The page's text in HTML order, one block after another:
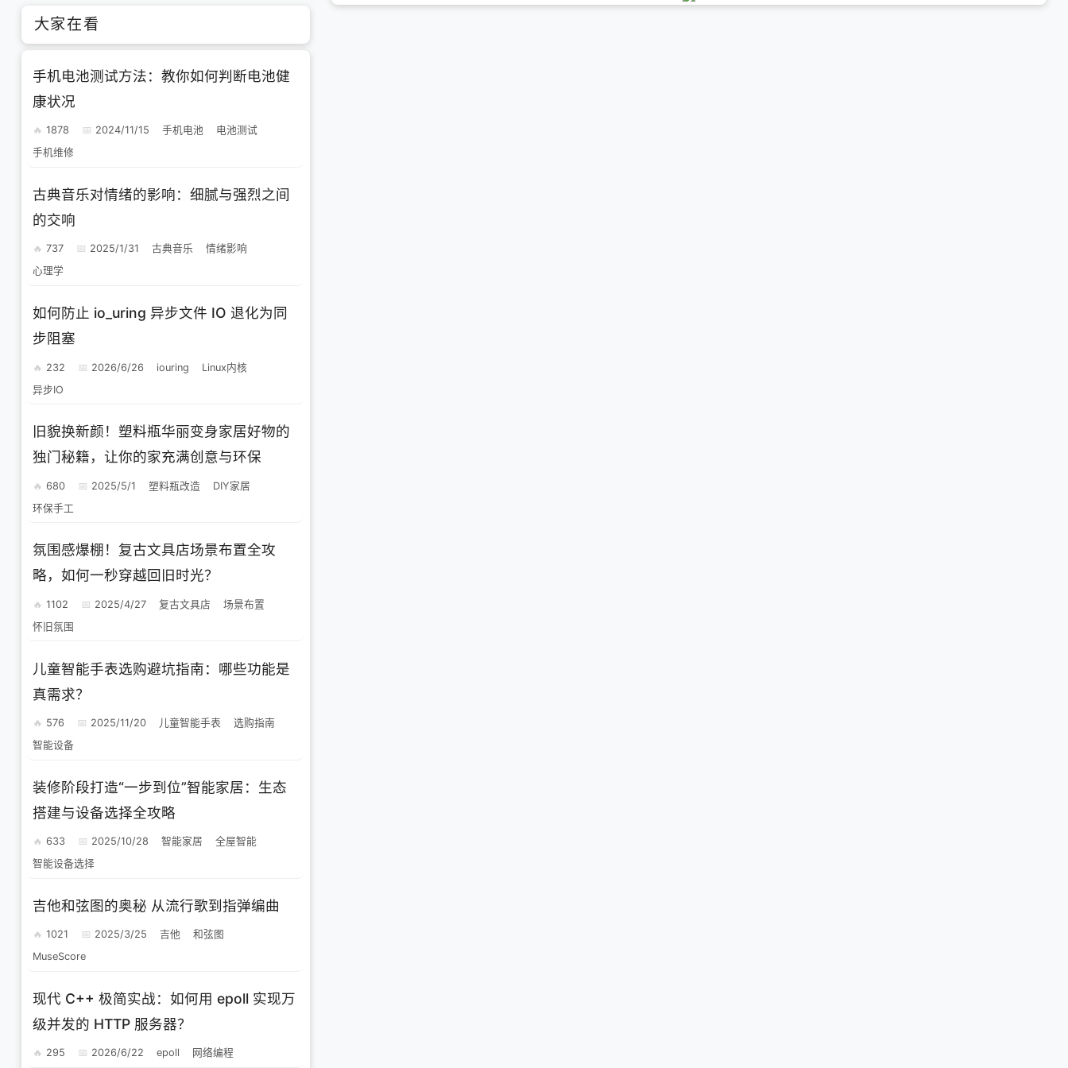
大家在看
手机电池测试方法：教你如何判断电池健
康状况
1878 2024/11/15 手机电池
电池测试
手机维修
古典音乐对情绪的影响：细腻与强烈之间
的交响
737 2025/1/31 古典音乐
情绪影响
心理学
如何防止 io_uring 异步文件 IO 退化为同
步阻塞
232 2026/6/26 iouring
Linux内核
异步IO
旧貌换新颜！塑料瓶华丽变身家居好物的
独门秘籍，让你的家充满创意与环保
680 2025/5/1 塑料瓶改造
DIY家居
环保手工
氛围感爆棚！复古文具店场景布置全攻
略，如何一秒穿越回旧时光？
1102 2025/4/27 复古文具店
场景布置
怀旧氛围
儿童智能手表选购避坑指南：哪些功能是
真需求？
576 2025/11/20 儿童智能手表
选购指南
智能设备
装修阶段打造“一步到位”智能家居：生态
搭建与设备选择全攻略
633 2025/10/28 智能家居
全屋智能
智能设备选择
吉他和弦图的奥秘 从流行歌到指弹编曲
1021 2025/3/25 吉他
和弦图
MuseScore
现代 C++ 极简实战：如何用 epoll 实现万
级并发的 HTTP 服务器？
295 2026/6/22 epoll 网络编程